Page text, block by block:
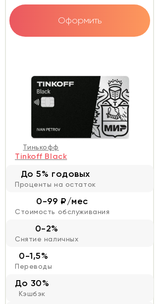
Оформить
Тинькофф
Tinkoff Black
До 5% годовых
Проценты на остаток
0-99 ₽/мес
Стоимость обслуживания
0-2%
Снятие наличных
0-1,5%
Переводы
До 30%
Кэшбэк